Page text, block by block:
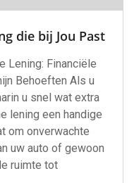
die bij Jou Past
Lening: Financiële
Behoeften Als u
u snel wat extra
lening een handige
om onverwachte
uw auto of gewoon
ruimte tot